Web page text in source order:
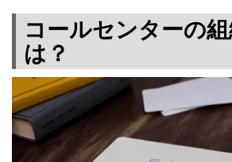
コールセンターの
は？